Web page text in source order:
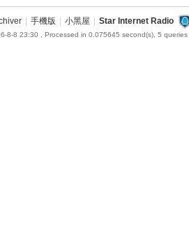
手機版 小黑屋 Star Internet Radio
8-8 23:30 , Processed in 0.075645 second(s), 5 queries .